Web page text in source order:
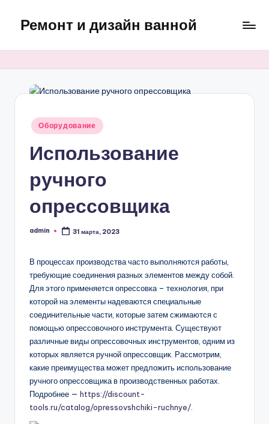
Перейти
содержимому
Ремонт и дизайн ванной
практичные
интерьерные
ванной
Опубликовано
Оборудование
Использование
ручного
опрессовщика
Запись
admin 31 марта, 2023
В процессах производства часто выполняются работы,
требующие соединения разных элементов между собой.
Для этого применяется опрессовка – технология, при
которой на элементы надеваются специальные
соединительные части, которые затем сжимаются с
помощью опрессовочного инструмента. Существуют
различные виды опрессовочных инструментов, одним из
которых является ручной опрессовщик. Рассмотрим,
какие преимущества может предложить использование
ручного опрессовщика в производственных работах.
Подробнее — https://discount-
tools.ru/catalog/opressovshchiki-ruchnye/